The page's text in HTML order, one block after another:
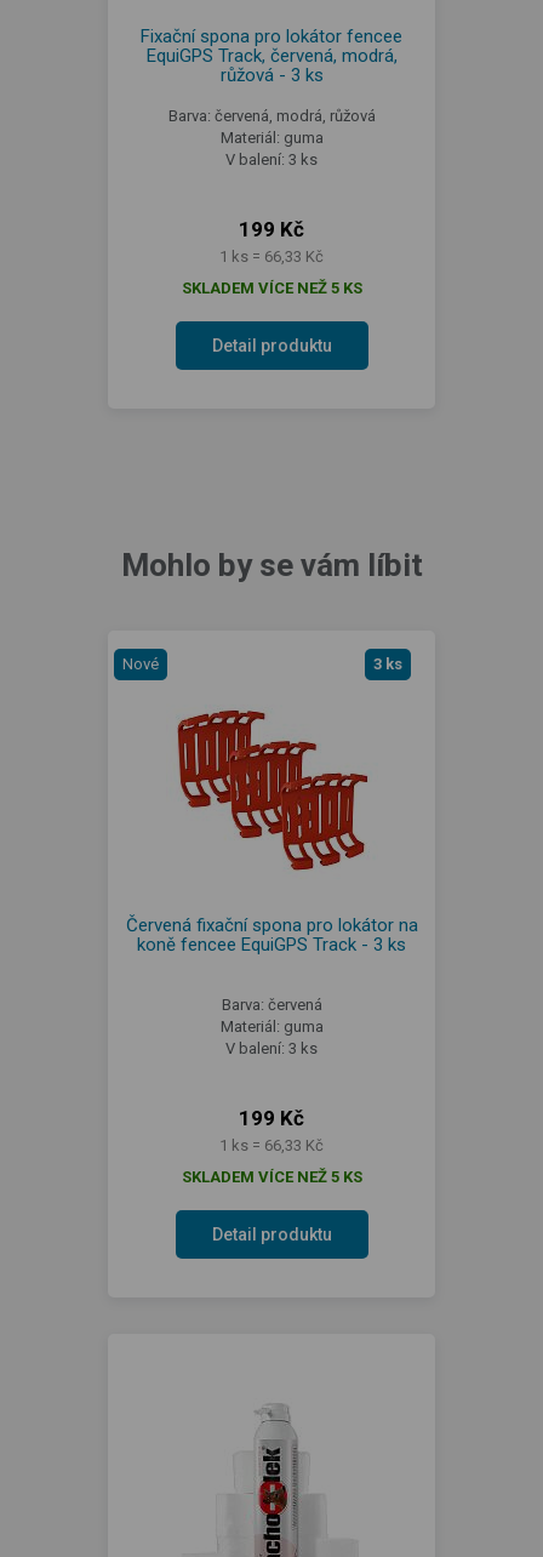
Fixační spona pro lokátor fencee
EquiGPS Track, červená, modrá,
růžová - 3 ks
Barva: červená, modrá, růžová
Materiál: guma
V balení: 3 ks
199 Kč
1 ks = 66,33 Kč
SKLADEM VÍCE NEŽ 5 KS
Detail produktu
Mohlo by se vám líbit
Nové 3 ks
Červená fixační spona pro lokátor na
koně fencee EquiGPS Track - 3 ks
Barva: červená
Materiál: guma
V balení: 3 ks
199 Kč
1 ks = 66,33 Kč
SKLADEM VÍCE NEŽ 5 KS
Detail produktu